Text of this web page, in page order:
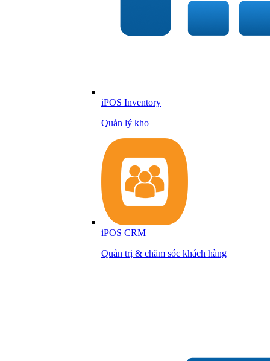
iPOS Inventory
Quản lý kho
iPOS CRM
Quản trị & chăm sóc khách hàng